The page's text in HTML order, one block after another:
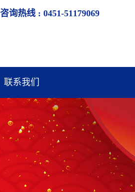
咨询热线 : 0451-51179069
联系我们